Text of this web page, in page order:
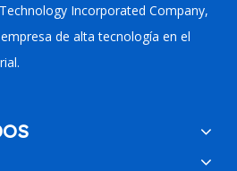
Recolector de datos en línea cableado RH1000
Incorporated Company,
de alta tecnología en el